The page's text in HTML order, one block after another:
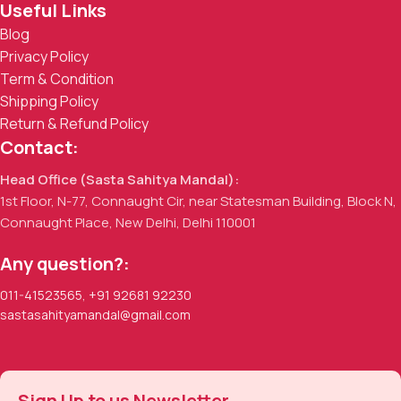
Useful Links
Blog
Privacy Policy
Term & Condition
Shipping Policy
Return & Refund Policy
Contact:
Head Office (Sasta Sahitya Mandal):
1st Floor, N-77, Connaught Cir, near Statesman Building, Block N,
Connaught Place, New Delhi, Delhi 110001
Any question?:
011-41523565, +91 92681 92230
sastasahityamandal@gmail.com